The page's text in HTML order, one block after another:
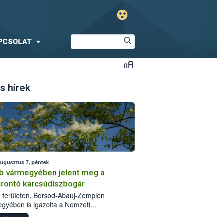
hírek
7, péntek
vármegyében jelent meg a
karcsúdíszbogár
területen, Borsod-Abaúj-Zemplén
is igazolta a Nemzeti
biztonsági Hivatal (Nébih) a